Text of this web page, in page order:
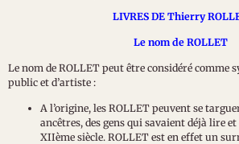
LIVRES DE Thierry
Le nom de ROLLET
Le nom de ROLLET peut être considéré comme
public et d’artiste :
A l’origine, les ROLLET peuvent se
ancêtres, des gens qui savaient déjà lire
XIIème siècle. ROLLET est en effet un